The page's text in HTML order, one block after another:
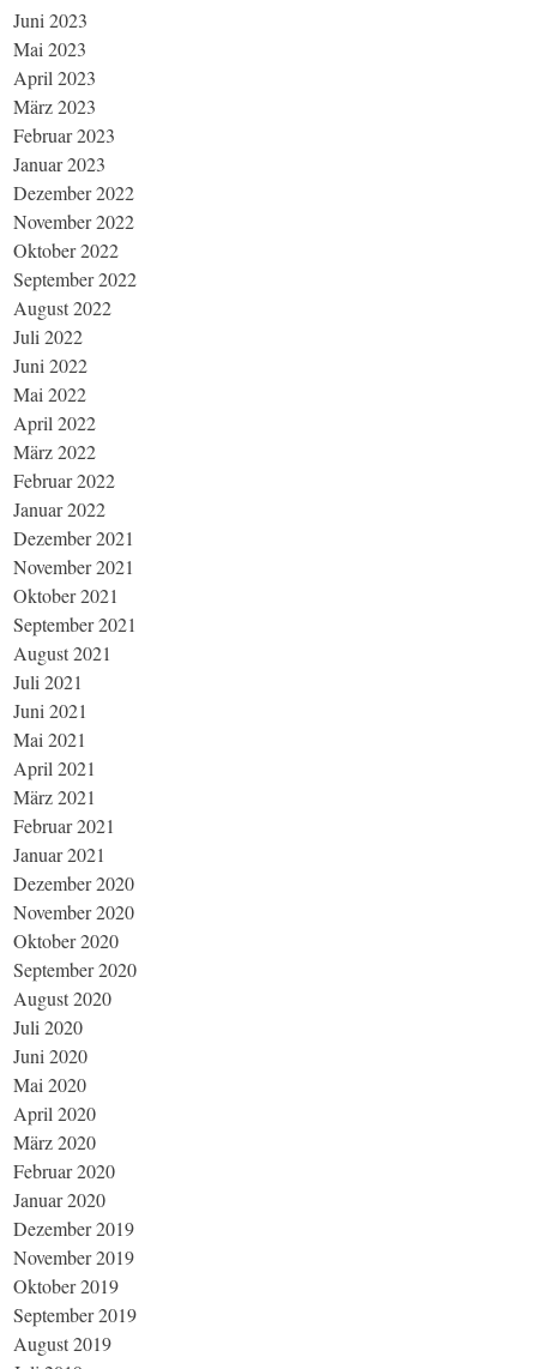
Juni 2023
Mai 2023
April 2023
März 2023
Februar 2023
Januar 2023
Dezember 2022
November 2022
Oktober 2022
September 2022
August 2022
Juli 2022
Juni 2022
Mai 2022
April 2022
März 2022
Februar 2022
Januar 2022
Dezember 2021
November 2021
Oktober 2021
September 2021
August 2021
Juli 2021
Juni 2021
Mai 2021
April 2021
März 2021
Februar 2021
Januar 2021
Dezember 2020
November 2020
Oktober 2020
September 2020
August 2020
Juli 2020
Juni 2020
Mai 2020
April 2020
März 2020
Februar 2020
Januar 2020
Dezember 2019
November 2019
Oktober 2019
September 2019
August 2019